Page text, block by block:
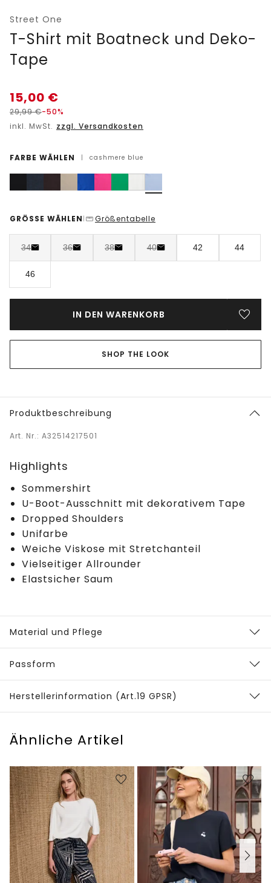
Street One
T-Shirt mit Boatneck und Deko-
Tape
15,00 €
29,99€-50%
inkl. MwSt. zzgl. Versandkosten
FARBE WÄHLEN | cashmere blue
GRÖSSE WÄHLEN | Größentabelle
34 36 38 40 42 44
46
IN DEN WARENKORB
SHOP THE LOOK
Produktbeschreibung
Art. Nr.: A32514217501
Highlights
Sommershirt
U-Boot-Ausschnitt mit dekorativem Tape
Dropped Shoulders
Unifarbe
Weiche Viskose mit Stretchanteil
Vielseitiger Allrounder
Elastsicher Saum
Material und Pflege
Passform
Herstellerinformation (Art.19 GPSR)
Ähnliche Artikel